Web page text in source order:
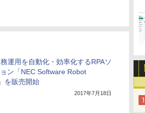
運用を自動化・効率化するRPAソ
ン「NEC Software Robot
を販売開始
2017年7月18日